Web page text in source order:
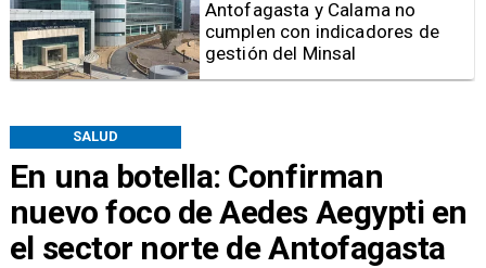
En una botella: Confirman
nuevo foco de Aedes Aegypti en
el sector norte de Antofagasta
SALUD
inaugura mejoramiento del
acceso universal en el Campus
Coloso